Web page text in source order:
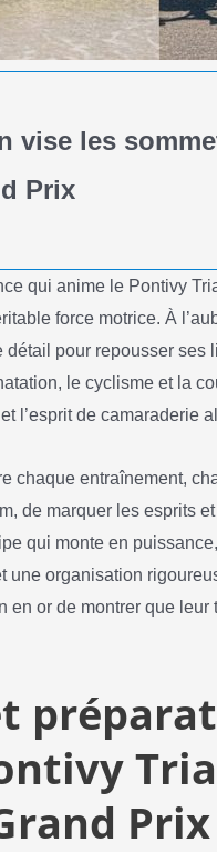
vise les
Prix
qui anime le Pontivy
force motrice. À
pour repousser ses
le cyclisme et la
l’esprit de camaraderie
chaque entraînement,
de marquer les esprits
qui monte en
une organisation
en or de montrer que leur
Prix